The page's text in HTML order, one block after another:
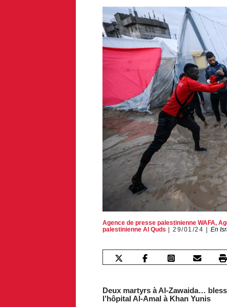
Agence de presse palestinienne WAFA,
palestinienne Al Quds
29/01/24 En
Deux martyrs à Al-Zawaida…
l’hôpital Al-Amal à Khan Yunis